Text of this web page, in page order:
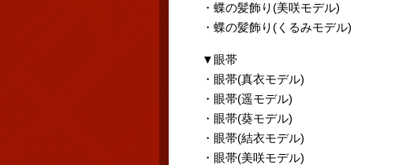
・蝶の髪飾り(美咲モデル)
・蝶の髪飾り(くるみモデル)
▼眼帯
・眼帯(真衣モデル)
・眼帯(遥モデル)
・眼帯(葵モデル)
・眼帯(結衣モデル)
・眼帯(美咲モデル)